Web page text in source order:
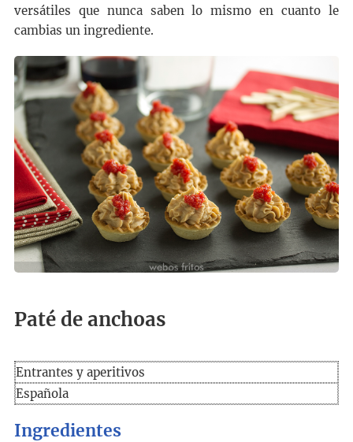
versátiles que nunca saben lo mismo en cuanto le
cambias un ingrediente.
Paté de anchoas
Entrantes y aperitivos
Española
Ingredientes